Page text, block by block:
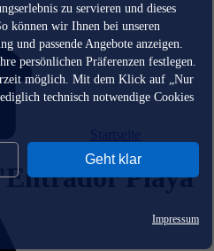
zu servieren und dieses
können wir Ihnen bei unseren
und passende Angebote anzeigen.
persönlichen Präferenzen festlegen.
möglich. Mit dem Klick auf „Nur
technisch notwendige Cookies
Geht klar
Impressum
Playa